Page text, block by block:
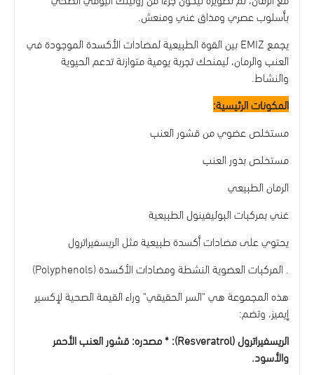
بأسلوب عصري ومذاق غني ومنعش.
يجمع EMIZ بين القوة الطبيعية لمضادات الأكسدة الموجودة في
العنب والرمان، ليمنحك تجربة يومية متوازنة تدعم الحيوية
والنشاط.
المكونات الرئيسية:
مستخلص عضوي من قشور العنب
مستخلص بذور العنب
الرمان الطبيعي
غني بمركبات البوليفينول الطبيعية
يحتوي على مضادات أكسدة طبيعية مثل الريسفيراترول
. المركبات العضوية النشطة ومضادات الأكسدة (Polyphenols)
هذه المجموعة هي "السر الحقيقي" وراء القيمة الصحية لإكسير
إيميز، وتضم:
الريسفيراترول (Resveratrol): * مصدره: قشور العنب الأحمر
والأسود.